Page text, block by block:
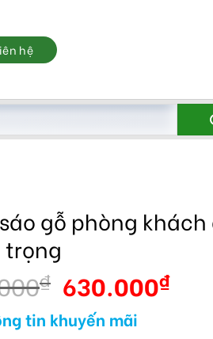
hệ
gỗ phòng khách
trọng
₫ 630.000₫
tin khuyến mãi